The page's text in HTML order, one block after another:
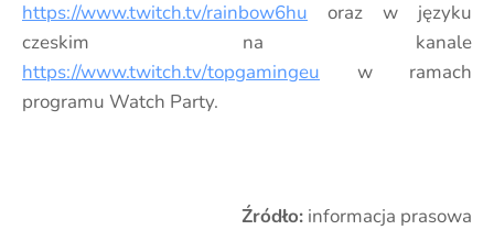
https://www.twitch.tv/rainbow6hu oraz w języku
czeskim na kanale
https://www.twitch.tv/topgamingeu w ramach
programu Watch Party.
Źródło: informacja prasowa